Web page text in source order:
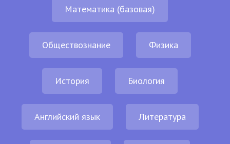
Математика (базовая)
Обществознание Физика
История Биология
Английский язык Литература